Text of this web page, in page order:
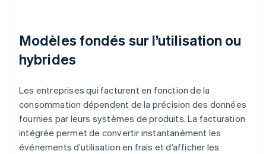
Modèles fondés sur l’utilisation ou
hybrides
Les entreprises qui facturent en fonction de la
consommation dépendent de la précision des données
fournies par leurs systèmes de produits. La facturation
intégrée permet de convertir instantanément les
événements d’utilisation en frais et d’afficher les